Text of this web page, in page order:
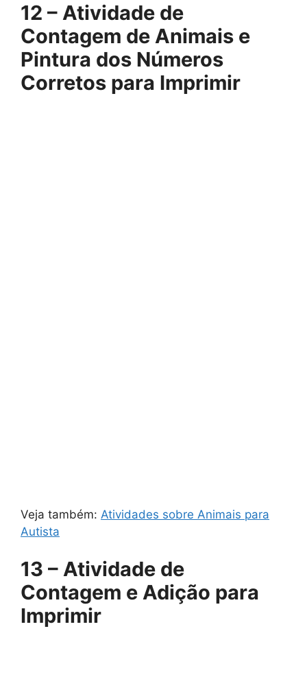
12 – Atividade de
Contagem de Animais e
Pintura dos Números
Corretos para Imprimir
Veja também: Atividades sobre Animais para
Autista
13 – Atividade de
Contagem e Adição para
Imprimir